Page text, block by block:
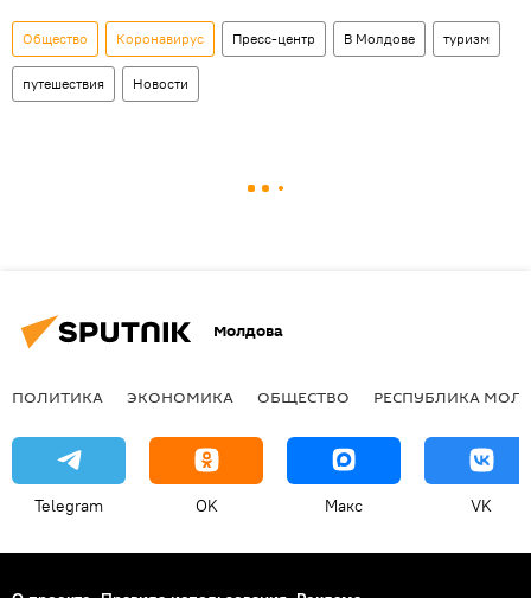
Общество Коронавирус Пресс-центр В Молдове туризм
путешествия Новости
Молдова
ПОЛИТИКА ЭКОНОМИКА ОБЩЕСТВО РЕСПУБЛИКА
Telegram OK Макс VK